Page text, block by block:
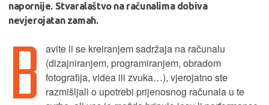
napornije. Stvaralaštvo na računalima dobiva
nevjerojatan zamah.
B
avite li se kreiranjem sadržaja na računalu
(dizajniranjem, programiranjem, obradom
fotografija, videa ili zvuka…), vjerojatno ste
razmišljali o upotrebi prijenosnog računala u te